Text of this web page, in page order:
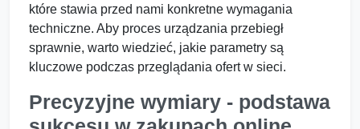
które stawia przed nami konkretne wymagania
techniczne. Aby proces urządzania przebiegł
sprawnie, warto wiedzieć, jakie parametry są
kluczowe podczas przeglądania ofert w sieci.
Precyzyjne wymiary - podstawa